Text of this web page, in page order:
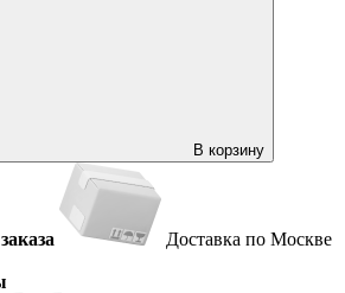
В корзину
Доставка по Москве